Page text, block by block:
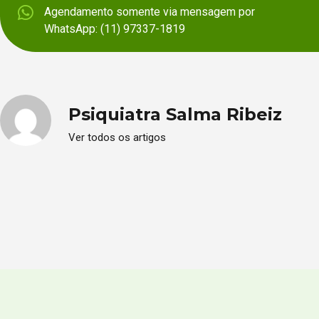
Agendamento somente via mensagem por
WhatsApp: (11) 97337-1819
Psiquiatra Salma Ribeiz
Ver todos os artigos